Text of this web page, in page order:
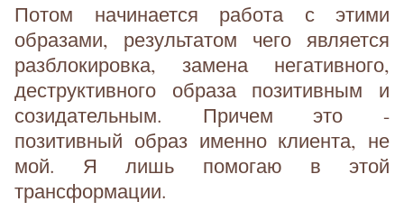
Потом начинается работа с этими
образами, результатом чего является
разблокировка, замена негативного,
деструктивного образа позитивным и
созидательным. Причем это -
позитивный образ именно клиента, не
мой. Я лишь помогаю в этой
трансформации.